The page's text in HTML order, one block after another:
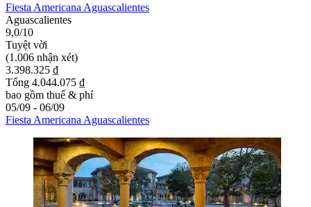
Fiesta Americana Aguascalientes
Aguascalientes
9,0/10
Tuyệt vời
(1.006 nhận xét)
3.398.325 ₫
Tổng 4.044.075 ₫
bao gồm thuế & phí
05/09 - 06/09
Fiesta Americana Aguascalientes